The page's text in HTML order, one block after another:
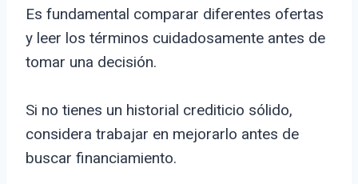
Es fundamental comparar diferentes ofertas
y leer los términos cuidadosamente antes de
tomar una decisión.
Si no tienes un historial crediticio sólido,
considera trabajar en mejorarlo antes de
buscar financiamiento.